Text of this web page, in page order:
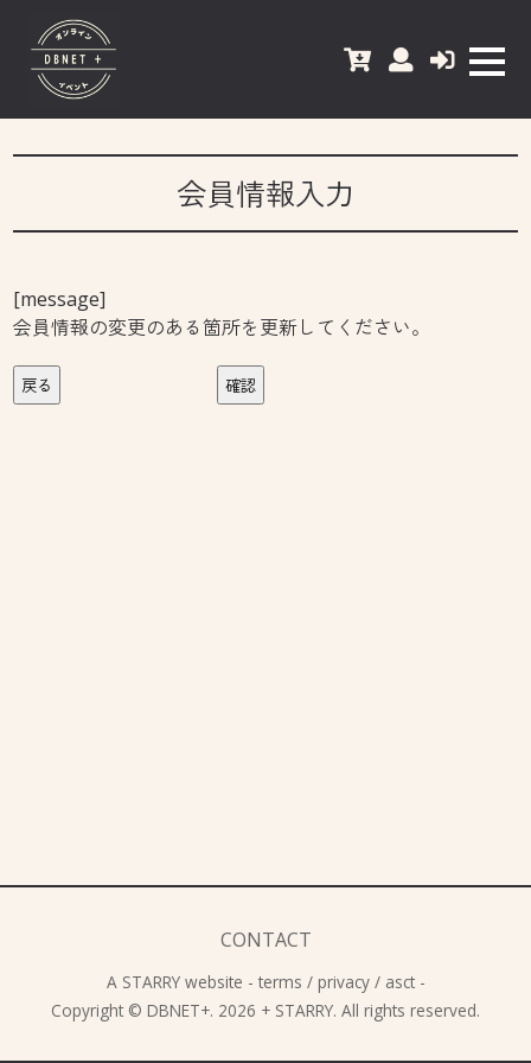
会員情報入力
[message]
会員情報の変更のある箇所を更新してください。
戻る 確認
CONTACT
A STARRYwebsite - terms / privacy/ asct-
Copyright © DBNET+. 2026 + STARRY. All rights reserved.